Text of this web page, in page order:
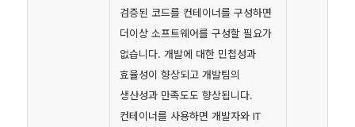
검증된 코드를 컨테이너를 구성하면
더이상 소프트웨어를 구성할 필요가
없습니다. 개발에 대한 민첩성과
효율성이 향상되고 개발팀의
생산성과 만족도도 향상됩니다.
컨테이너를 사용하면 개발자와 IT